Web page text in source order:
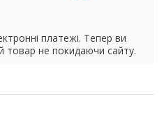
платежі. Тепер ви
товар не покидаючи сайту.